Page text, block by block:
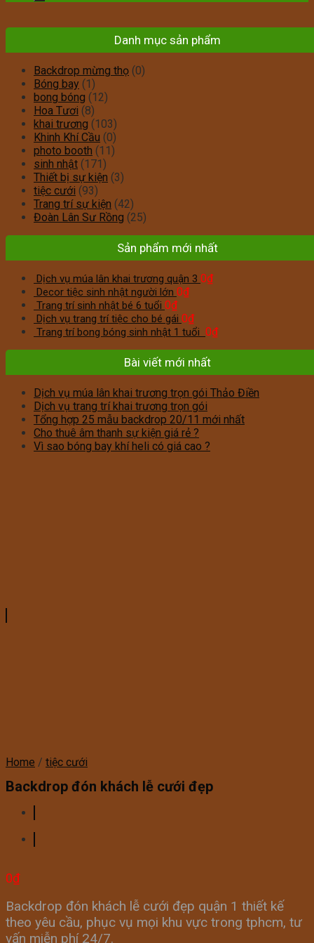
Danh mục sản phẩm
Backdrop mừng thọ (0)
Bóng bay (1)
bong bóng (12)
Hoa Tươi (8)
khai trương (103)
Khinh Khí Cầu (0)
photo booth (11)
sinh nhật (171)
Thiết bị sự kiện (3)
tiệc cưới (93)
Trang trí sự kiện (42)
Đoàn Lân Sư Rồng (25)
Sản phẩm mới nhất
Dịch vụ múa lân khai trương quận 3 0₫
Decor tiệc sinh nhật người lớn 0₫
Trang trí sinh nhật bé 6 tuổi 0₫
Dịch vụ trang trí tiệc cho bé gái 0₫
Trang trí bong bóng sinh nhật 1 tuổi 0₫
Bài viết mới nhất
Dịch vụ múa lân khai trương trọn gói Thảo Điền
Dịch vụ trang trí khai trương trọn gói
Tổng hợp 25 mẫu backdrop 20/11 mới nhất
Cho thuê âm thanh sự kiện giá rẻ ?
Vì sao bóng bay khí heli có giá cao ?
Home / tiệc cưới
Backdrop đón khách lễ cưới đẹp
0₫
Backdrop đón khách lễ cưới đẹp quận 1 thiết kế
theo yêu cầu, phục vụ mọi khu vực trong tphcm, tư
vấn miễn phí 24/7.